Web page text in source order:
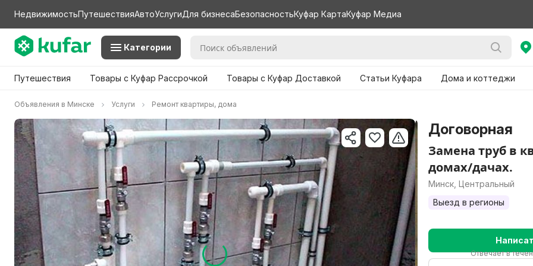
НедвижимостьПутешествияАвтоУслугиДля бизнесаБезопасностьКуфар КартаКуфар Медиа
Категории
Путешествия Товары с Куфар Рассрочкой Товары с Куфар Доставкой Статьи Куфара Дома и коттеджи
Объявления в Минске Услуги Ремонт квартиры, дома
Договорная
Замена труб в
домах/дачах.
Минск, Центральный
Выезд в регионы
Отвечает в